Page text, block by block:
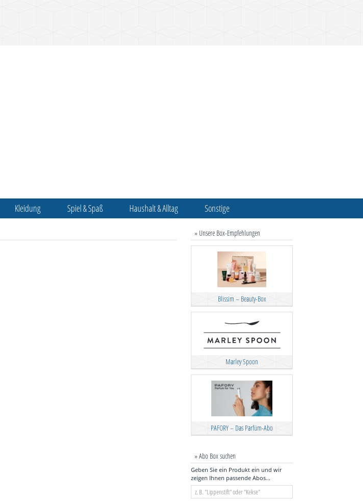
Kleidung Spiel & Spaß Haushalt & Alltag Sonstige
» Unsere Box-Empfehlungen
Blissim – Beauty-Box
Marley Spoon
PAFORY – Das Parfüm-Abo
» Abo Box suchen
Geben Sie ein Produkt ein und wir
zeigen Ihnen passende Abos...